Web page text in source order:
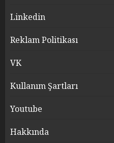
Linkedin
Reklam Politikası
VK
Kullanım Şartları
Youtube
Hakkında